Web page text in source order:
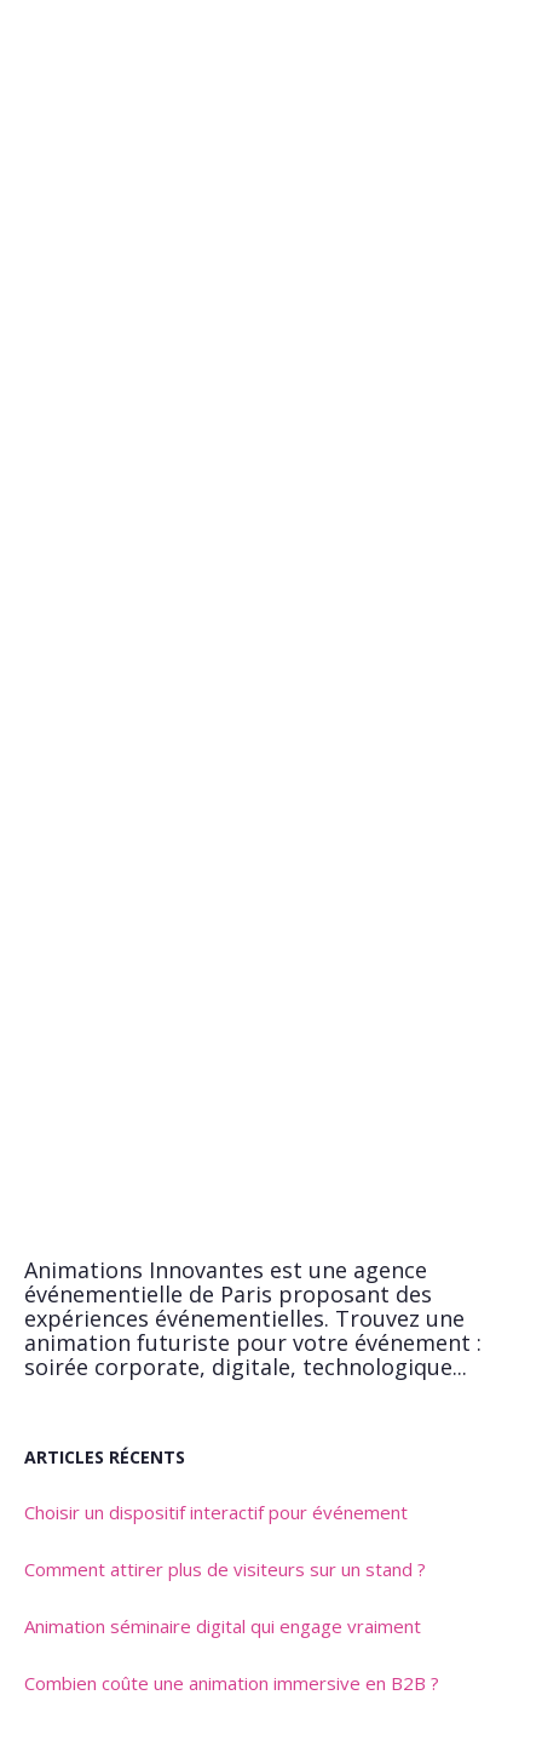
Animations Innovantes est une agence
événementielle de Paris proposant des
expériences événementielles. Trouvez une
animation futuriste pour votre événement :
soirée corporate, digitale, technologique...
ARTICLES RÉCENTS
Choisir un dispositif interactif pour événement
Comment attirer plus de visiteurs sur un stand ?
Animation séminaire digital qui engage vraiment
Combien coûte une animation immersive en B2B ?